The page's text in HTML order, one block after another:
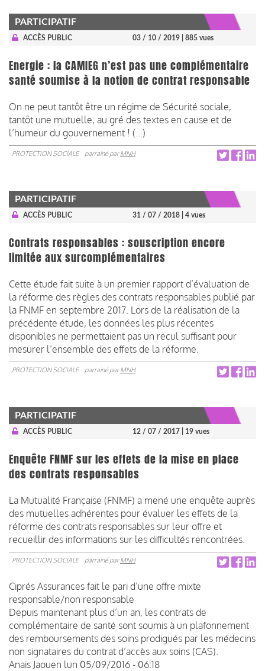
PARTICIPATIF
ACCÈS PUBLIC 03 / 10 / 2019 | 885 vues
Energie : la CAMIEG n’est pas une complémentaire
santé soumise à la notion de contrat responsable
On ne peut tantôt être un régime de Sécurité sociale,
tantôt une mutuelle, au gré des textes en cause et de
l’humeur du gouvernement ! (...)
PROTECTION SOCIALE parrainé parMNH
PARTICIPATIF
ACCÈS PUBLIC 31 / 07 / 2018 | 4 vues
Contrats responsables : souscription encore
limitée aux surcomplémentaires
Cette étude fait suite à un premier rapport d’évaluation de
la réforme des règles des contrats responsables publié par
la FNMF en septembre 2017. Lors de la réalisation de la
précédente étude, les données les plus récentes
disponibles ne permettaient pas un recul suffisant pour
mesurer l’ensemble des effets de la réforme.
PROTECTION SOCIALE parrainé parMNH
PARTICIPATIF
ACCÈS PUBLIC 12 / 07 / 2017 | 19 vues
Enquête FNMF sur les effets de la mise en place
des contrats responsables
La Mutualité Française (FNMF) a mené une enquête auprès
des mutuelles adhérentes pour évaluer les effets de la
réforme des contrats responsables sur leur offre et
recueillir des informations sur les difficultés rencontrées.
PROTECTION SOCIALE parrainé parMNH
Ciprés Assurances fait le pari d’une offre mixte
responsable/non responsable
Depuis maintenant plus d’un an, les contrats de
complémentaire de santé sont soumis à un plafonnement
des remboursements des soins prodigués par les médecins
non signataires du contrat d’accès aux soins (CAS).
Anais Jaouen lun 05/09/2016 - 06:18